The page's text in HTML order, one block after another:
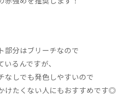
部分はブリーチなので
るんですが、
なしでも発色しやすいので
けたくない人にもおすすめです◎